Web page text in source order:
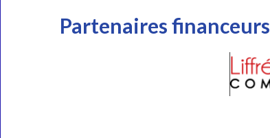
Partenaires financeurs